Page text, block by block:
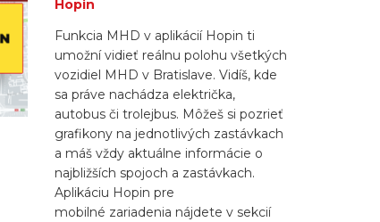
Hopin
Funkcia MHD v aplikácií Hopin ti
umožní vidieť reálnu polohu všetkých
vozidiel MHD v Bratislave. Vidíš, kde
sa práve nachádza električka,
autobus či trolejbus. Môžeš si pozrieť
grafikony na jednotlivých zastávkach
a máš vždy aktuálne informácie o
najbližších spojoch a zastávkach.
Aplikáciu Hopin pre
mobilné zariadenia nájdete v sekcií